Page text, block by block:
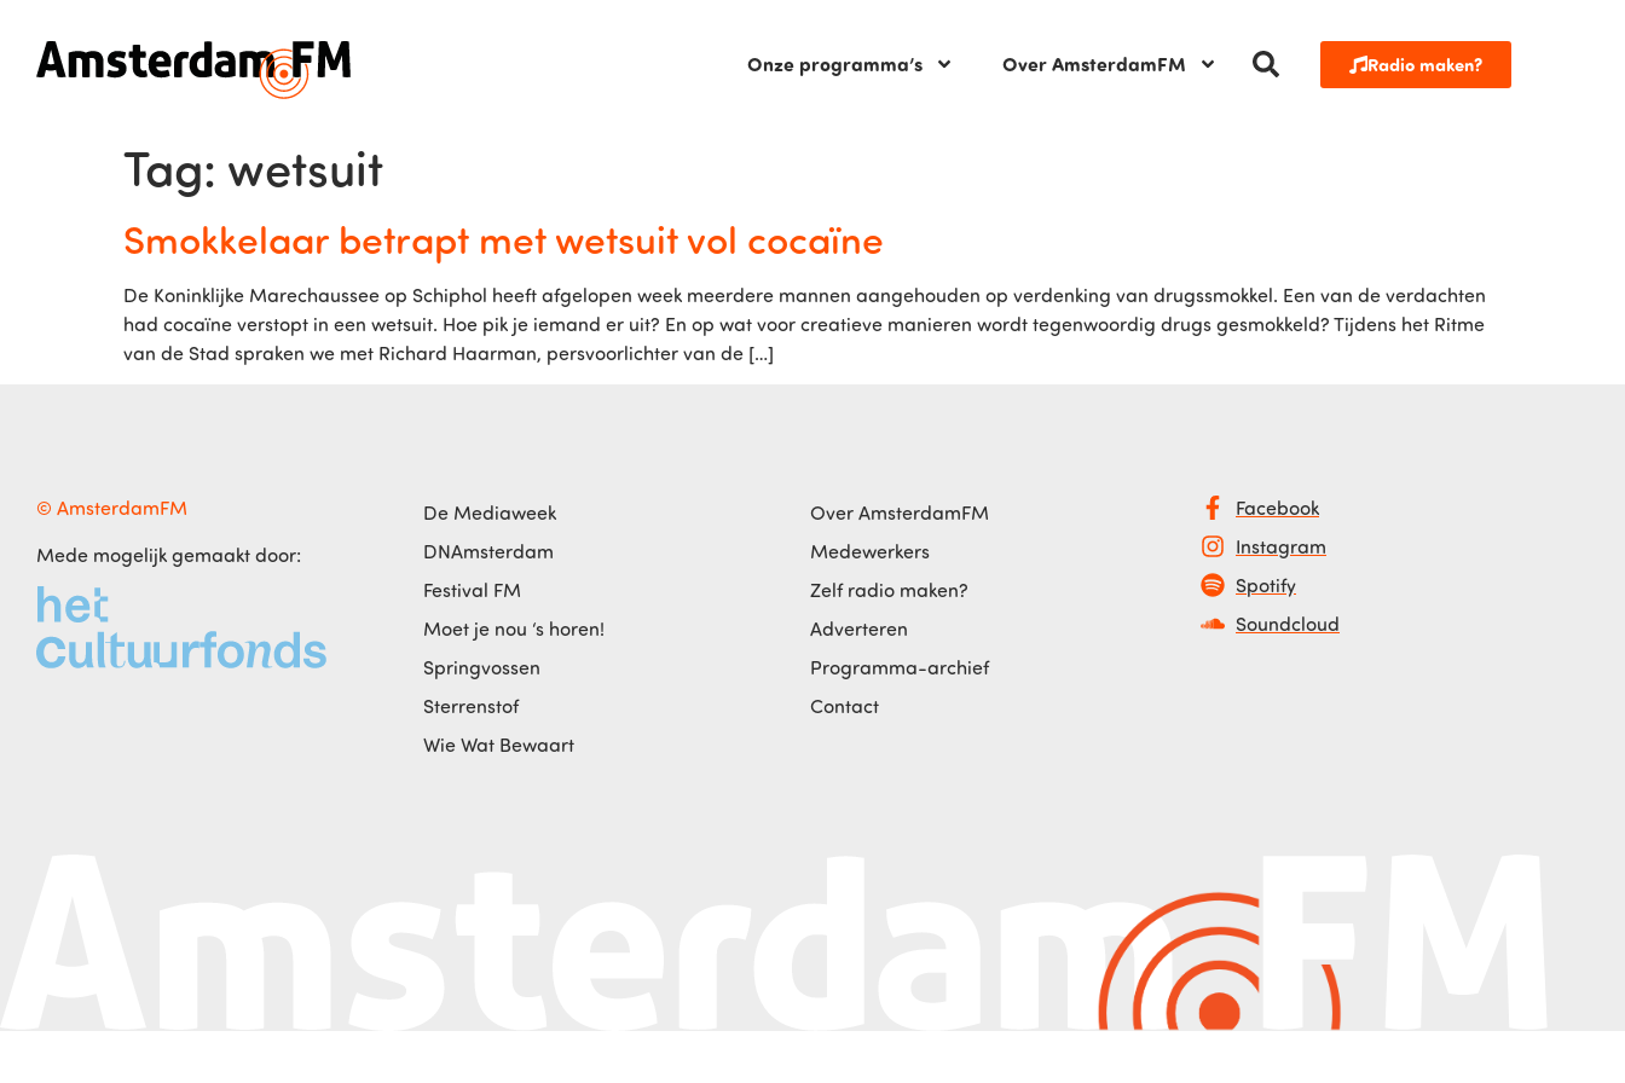
Onze programma’s Over AmsterdamFM Radio maken?
Tag: wetsuit
Smokkelaar betrapt met wetsuit vol cocaïne
De Koninklijke Marechaussee op Schiphol heeft afgelopen week meerdere mannen aangehouden op verdenking van drugssmokkel. Een van de verdachten
had cocaïne verstopt in een wetsuit. Hoe pik je iemand er uit? En op wat voor creatieve manieren wordt tegenwoordig drugs gesmokkeld? Tijdens het Ritme
van de Stad spraken we met Richard Haarman, persvoorlichter van de […]
© AmsterdamFM
Mede mogelijk gemaakt door:
De Mediaweek
DNAmsterdam
Festival FM
Moet je nou ‘s horen!
Springvossen
Sterrenstof
Wie Wat Bewaart
Over AmsterdamFM
Medewerkers
Zelf radio maken?
Adverteren
Programma-archief
Contact
Facebook
Instagram
Spotify
Soundcloud